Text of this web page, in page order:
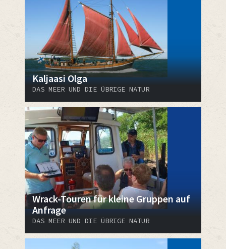
Kaljaasi Olga
DAS MEER UND DIE ÜBRIGE NATUR
Wrack-Touren für kleine Gruppen auf
Anfrage
DAS MEER UND DIE ÜBRIGE NATUR